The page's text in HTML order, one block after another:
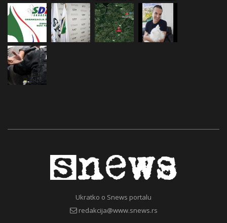
Ukratko o Snews portalu
redakcija@www.snews.rs